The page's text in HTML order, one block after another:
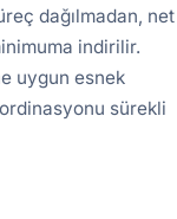
dağılmadan, net
indirilir.
uygun esnek
sürekli